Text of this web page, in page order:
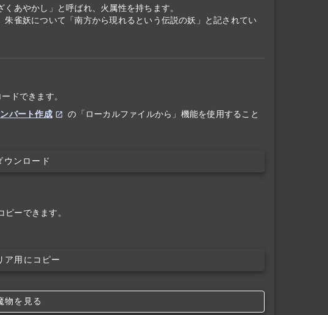
あやかし」と呼ばれ、火属性を持ちます。
朱雀妖について「南方から現れるという伝説の妖」と記されてい
ドできます。
バート作成
の「ローカルファイルから」機能を使用すること
ウンロード
ーできます。
ア用にコピー
物を見る